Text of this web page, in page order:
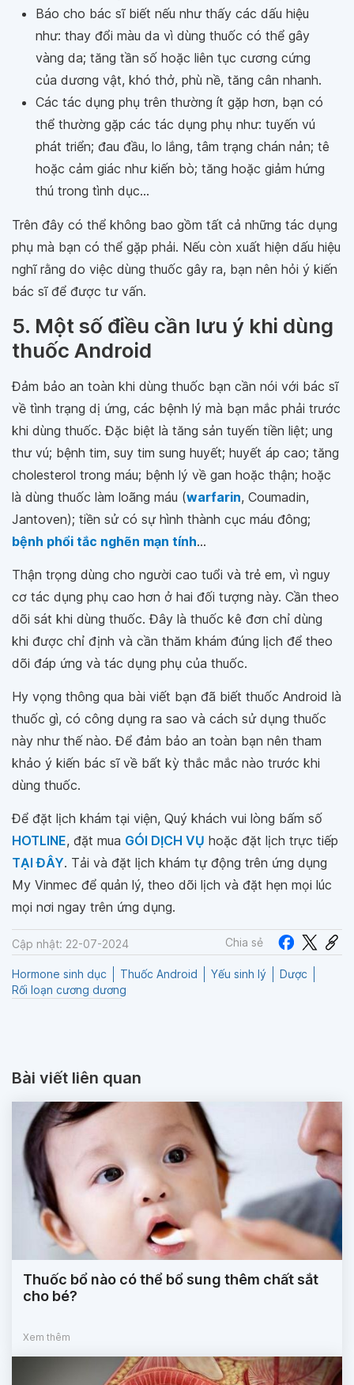
Báo cho bác sĩ biết nếu như thấy các dấu hiệu
như: thay đổi màu da vì dùng thuốc có thể gây
vàng da; tăng tần số hoặc liên tục cương cứng
của dương vật, khó thở, phù nề, tăng cân nhanh.
Các tác dụng phụ trên thường ít gặp hơn, bạn có
thể thường gặp các tác dụng phụ như: tuyến vú
phát triển; đau đầu, lo lắng, tâm trạng chán nản; tê
hoặc cảm giác như kiến bò; tăng hoặc giảm hứng
thú trong tình dục...
Trên đây có thể không bao gồm tất cả những tác dụng
phụ mà bạn có thể gặp phải. Nếu còn xuất hiện dấu hiệu
nghĩ rằng do việc dùng thuốc gây ra, bạn nên hỏi ý kiến
bác sĩ để được tư vấn.
5. Một số điều cần lưu ý khi dùng
thuốc Android
Đảm bảo an toàn khi dùng thuốc bạn cần nói với bác sĩ
về tình trạng dị ứng, các bệnh lý mà bạn mắc phải trước
khi dùng thuốc. Đặc biệt là tăng sản tuyến tiền liệt; ung
thư vú; bệnh tim, suy tim sung huyết; huyết áp cao; tăng
cholesterol trong máu; bệnh lý về gan hoặc thận; hoặc
là dùng thuốc làm loãng máu (warfarin, Coumadin,
Jantoven); tiền sử có sự hình thành cục máu đông;
bệnh phổi tắc nghẽn mạn tính...
Thận trọng dùng cho người cao tuổi và trẻ em, vì nguy
cơ tác dụng phụ cao hơn ở hai đối tượng này. Cần theo
dõi sát khi dùng thuốc. Đây là thuốc kê đơn chỉ dùng
khi được chỉ định và cần thăm khám đúng lịch để theo
dõi đáp ứng và tác dụng phụ của thuốc.
Hy vọng thông qua bài viết bạn đã biết thuốc Android là
thuốc gì, có công dụng ra sao và cách sử dụng thuốc
này như thế nào. Để đảm bảo an toàn bạn nên tham
khảo ý kiến bác sĩ về bất kỳ thắc mắc nào trước khi
dùng thuốc.
Để đặt lịch khám tại viện, Quý khách vui lòng bấm số
HOTLINE, đặt mua GÓI DỊCH VỤ hoặc đặt lịch trực tiếp
TẠI ĐÂY. Tải và đặt lịch khám tự động trên ứng dụng
My Vinmec để quản lý, theo dõi lịch và đặt hẹn mọi lúc
mọi nơi ngay trên ứng dụng.
Cập nhật: 22-07-2024 Chia sẻ
Hormone sinh dục Thuốc Android Yếu sinh lý
Dược
Rối loạn cương dương
Bài viết liên quan
Thuốc bổ nào có thể bổ sung thêm chất sắt
cho bé?
Xem thêm